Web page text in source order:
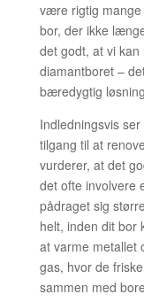
være rigtig mange
bor, der ikke
det godt, at vi
diamantboret –
bæredygtig
Indledningsvis
tilgang til at
vurderer, at det
det ofte involvere
pådraget sig
helt, inden dit bor
at varme metallet
gas, hvor de
sammen med